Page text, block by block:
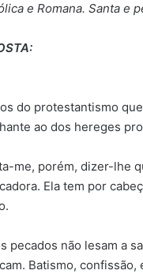
e Romana. Santa e
do protestantismo
ao dos hereges
me, porém, dizer-lhe
Ela tem por
pecados não lesam a
Batismo,